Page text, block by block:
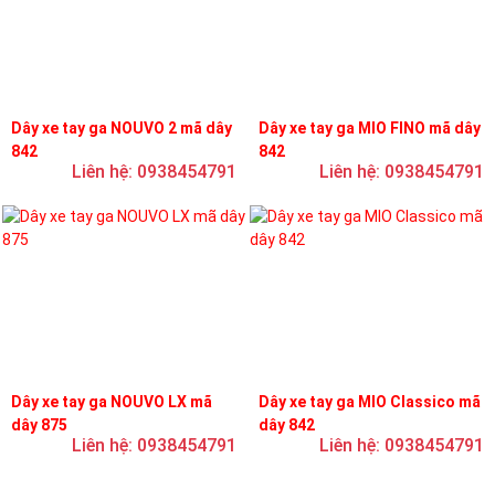
Dây xe tay ga NOUVO 2 mã dây
842
Liên hệ: 0938454791
Dây xe tay ga MIO FINO mã dây
842
Liên hệ: 0938454791
Dây xe tay ga NOUVO LX mã
dây 875
Liên hệ: 0938454791
Dây xe tay ga MIO Classico mã
dây 842
Liên hệ: 0938454791